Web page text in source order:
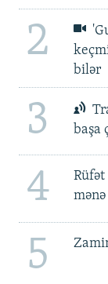
2
bilər
3
başa
4
Rüfət
5